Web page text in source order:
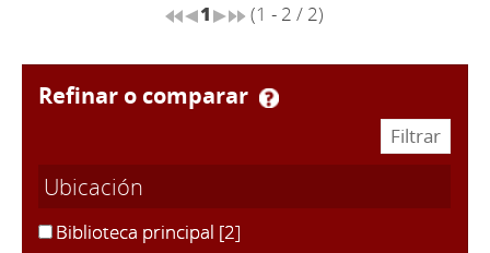
1 (1 - 2 / 2)
refinar o comparar
Ubicación
Biblioteca principal [2]